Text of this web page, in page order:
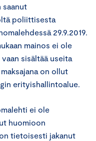
saanut
poliittisesta
29.9.2019.
mainos ei ole
sisältää useita
on ollut
erityishallintoalue.
ei ole
huomioon
tietoisesti jakanut